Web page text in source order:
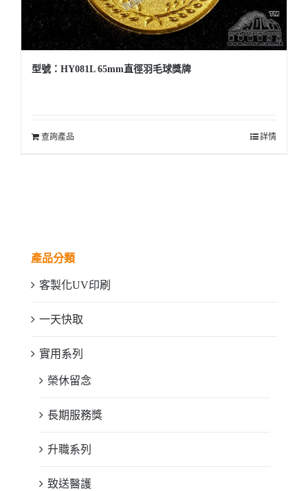
型號：HY081L 65mm直徑羽毛球獎牌
查詢產品 詳情
產品分類
客製化UV印刷
一天快取
實用系列
榮休留念
長期服務獎
升職系列
致送醫護